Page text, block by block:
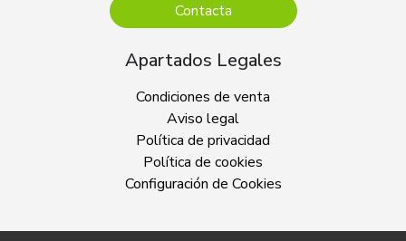
Contacta
Apartados Legales
Condiciones de venta
Aviso legal
Política de privacidad
Política de cookies
Configuración de Cookies